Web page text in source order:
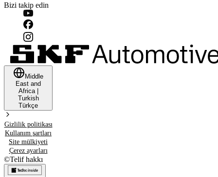
Bizi takip edin
Middle
East and
Africa|
Turkish
Türkçe
Gizlilik politikası
Kullanım şartları
Site mülkiyeti
Çerez ayarları
©Telif hakkı